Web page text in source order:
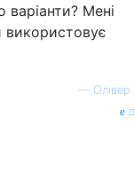
Мені
використовує
—